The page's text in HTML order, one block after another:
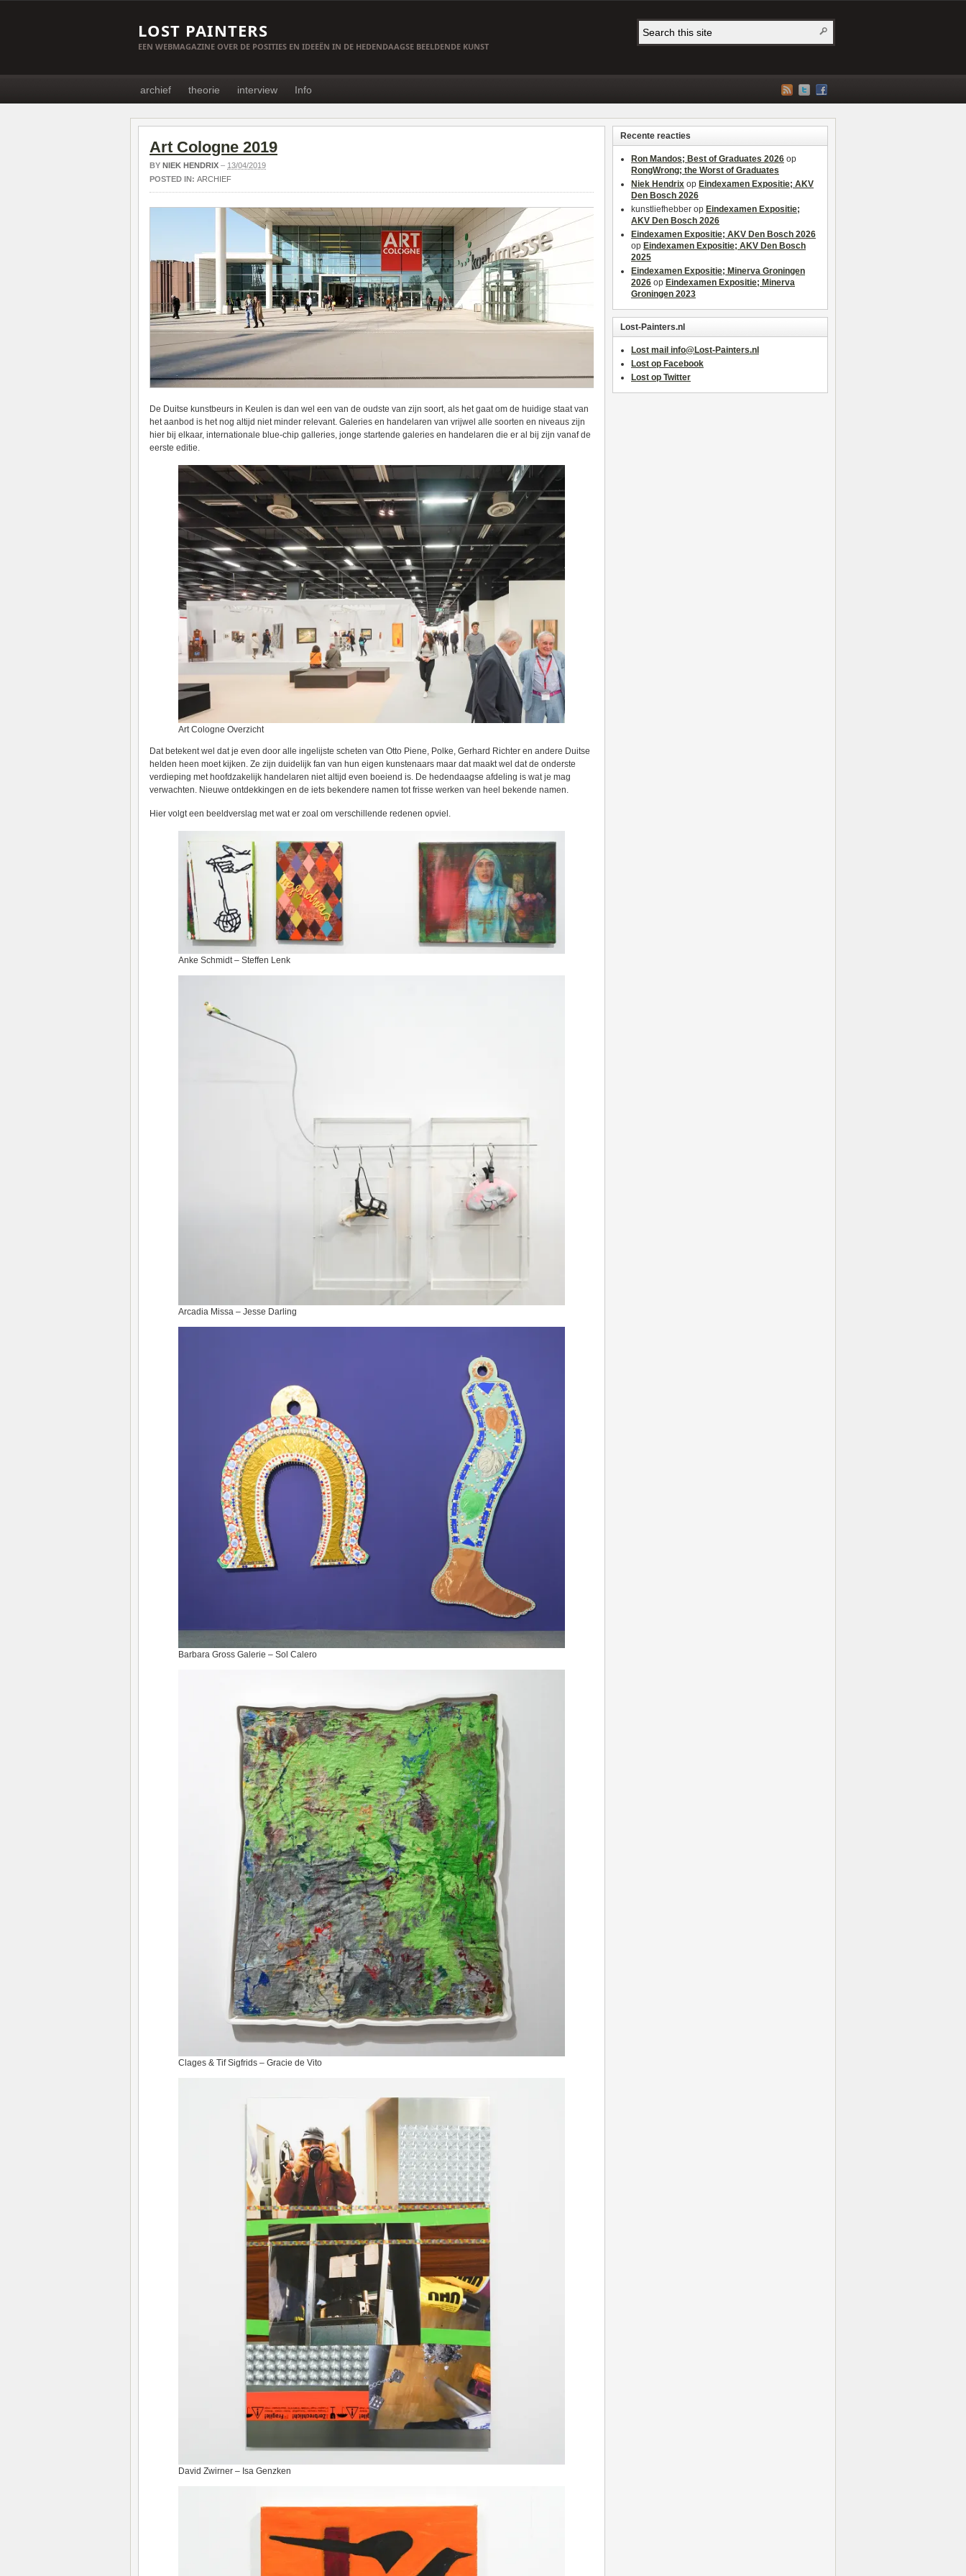
LOST PAINTERS
EEN WEBMAGAZINE OVER DE POSITIES EN IDEEËN IN DE HEDENDAAGSE BEELDENDE KUNST
archief theorie interview Info
Art Cologne 2019
BY NIEK HENDRIX – 13/04/2019
POSTED IN: ARCHIEF
De Duitse kunstbeurs in Keulen is dan wel een van de oudste van zijn soort, als het gaat om de huidige staat van
het aanbod is het nog altijd niet minder relevant. Galeries en handelaren van vrijwel alle soorten en niveaus zijn
hier bij elkaar, internationale blue-chip galleries, jonge startende galeries en handelaren die er al bij zijn vanaf de
eerste editie.
Art Cologne Overzicht
Dat betekent wel dat je even door alle ingelijste scheten van Otto Piene, Polke, Gerhard Richter en andere Duitse
helden heen moet kijken. Ze zijn duidelijk fan van hun eigen kunstenaars maar dat maakt wel dat de onderste
verdieping met hoofdzakelijk handelaren niet altijd even boeiend is. De hedendaagse afdeling is wat je mag
verwachten. Nieuwe ontdekkingen en de iets bekendere namen tot frisse werken van heel bekende namen.
Hier volgt een beeldverslag met wat er zoal om verschillende redenen opviel.
Anke Schmidt – Steffen Lenk
Arcadia Missa – Jesse Darling
Barbara Gross Galerie – Sol Calero
Clages & Tif Sigfrids – Gracie de Vito
David Zwirner – Isa Genzken
Recente reacties
Ron Mandos; Best of Graduates 2026 op
RongWrong; the Worst of Graduates
Niek Hendrix op Eindexamen Expositie; AKV
Den Bosch 2026
kunstliefhebber op Eindexamen Expositie;
AKV Den Bosch 2026
Eindexamen Expositie; AKV Den Bosch 2026
op Eindexamen Expositie; AKV Den Bosch
2025
Eindexamen Expositie; Minerva Groningen
2026 op Eindexamen Expositie; Minerva
Groningen 2023
Lost-Painters.nl
Lost mail info@Lost-Painters.nl
Lost op Facebook
Lost op Twitter